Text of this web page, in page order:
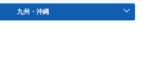
九州・沖縄